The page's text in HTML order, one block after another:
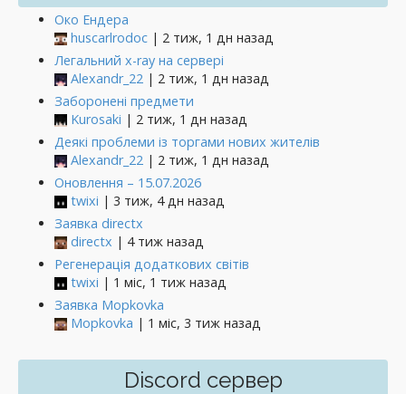
Око Ендера
huscarlrodoc | 2 тиж, 1 дн назад
Легальний x-ray на сервері
Alexandr_22 | 2 тиж, 1 дн назад
Заборонені предмети
Kurosaki | 2 тиж, 1 дн назад
Деякі проблеми із торгами нових жителів
Alexandr_22 | 2 тиж, 1 дн назад
Оновлення – 15.07.2026
twixi | 3 тиж, 4 дн назад
Заявка directx
directx | 4 тиж назад
Регенерація додаткових світів
twixi | 1 міс, 1 тиж назад
Заявка Mopkovka
Mopkovka | 1 міс, 3 тиж назад
Discord сервер